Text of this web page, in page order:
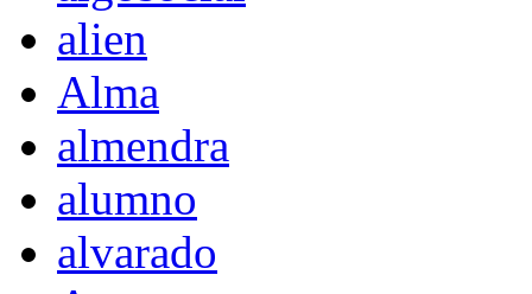
alien
Alma
almendra
alumno
alvarado